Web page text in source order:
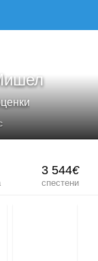
3 544€
спестени